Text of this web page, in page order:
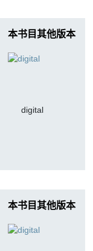
本书目其他版本
digital
本书目其他版本